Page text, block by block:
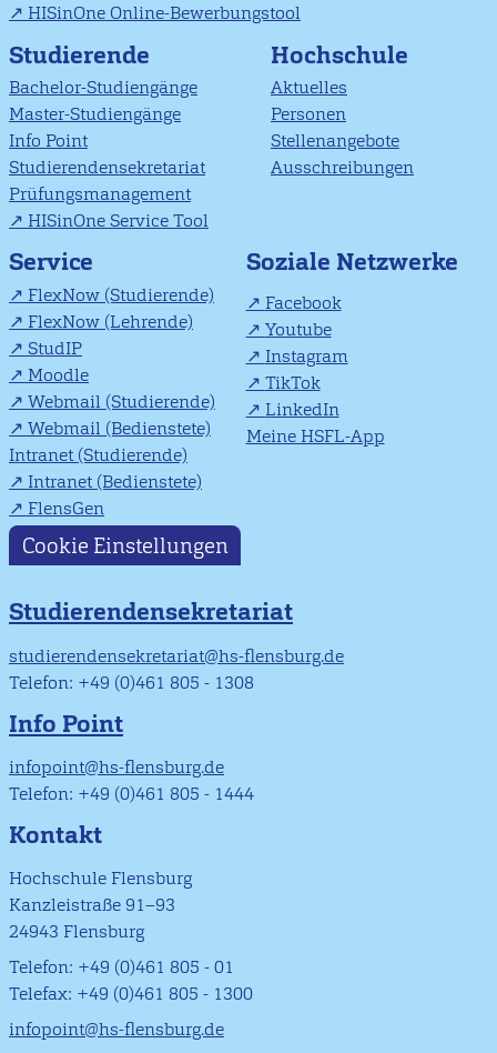
HISinOne Online-Bewerbungstool
Studierende
Bachelor-Studiengänge
Master-Studiengänge
Info Point
Studierendensekretariat
Prüfungsmanagement
HISinOne Service Tool
Hochschule
Aktuelles
Personen
Stellenangebote
Ausschreibungen
Service
FlexNow (Studierende)
FlexNow (Lehrende)
StudIP
Moodle
Webmail (Studierende)
Webmail (Bedienstete)
Intranet (Studierende)
Intranet (Bedienstete)
FlensGen
Soziale Netzwerke
Facebook
Youtube
Instagram
TikTok
LinkedIn
Meine HSFL-App
Cookie Einstellungen
Studierendensekretariat
studierendensekretariat@hs-flensburg.de
Telefon: +49 (0)461 805 - 1308
Info Point
infopoint@hs-flensburg.de
Telefon: +49 (0)461 805 - 1444
Kontakt
Hochschule Flensburg
Kanzleistraße 91–93
24943 Flensburg
Telefon: +49 (0)461 805 - 01
Telefax: +49 (0)461 805 - 1300
infopoint@hs-flensburg.de